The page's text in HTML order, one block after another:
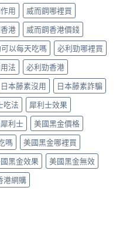
用
威而鋼哪裡買
港
威而鋼香港價錢
以每天吃嗎
必利勁哪裡買
法
必利勁香港
日本藤素沒用
日本藤素詐騙
吃法
犀利士效果
利士
美國黑金價格
嗎
美國黑金哪裡買
黑金效果
美國黑金無效
港網購